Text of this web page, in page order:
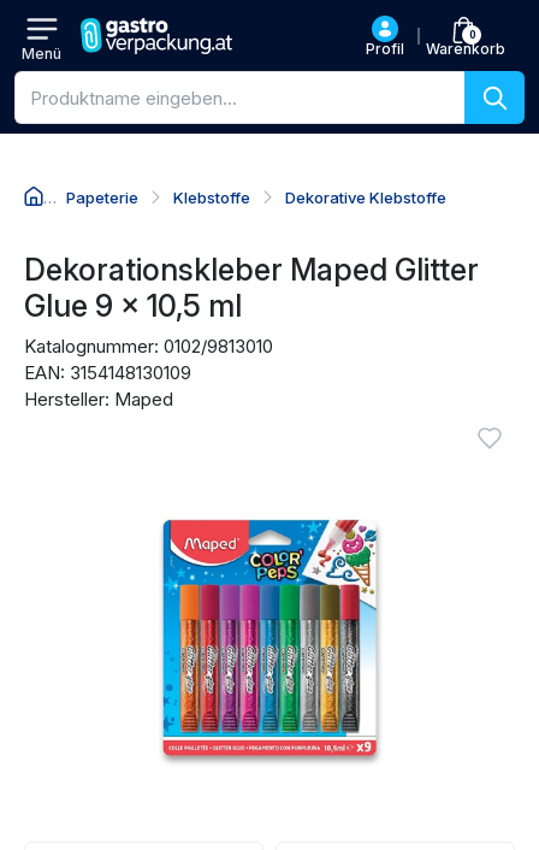
Menü Profil
0
Warenkorb
Produktsuche
Papeterie Klebstoffe Dekorative Klebstoffe
Zum Produktnamen
Zum Preis
Zu den Kaufaktionen
Zu den Bewertungen
Dekorationskleber Maped Glitter
Glue 9 x 10,5 ml
Katalognummer: 0102/9813010
EAN: 3154148130109
Hersteller: Maped